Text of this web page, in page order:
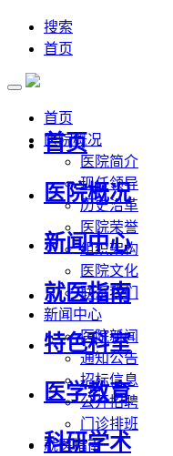
搜索
首页
首页
医院概况
医院简介
现任领导
历史沿革
医院荣誉
组织架构
医院文化
联系我们
新闻中心
医院新闻
通知公告
招标信息
公开招聘
门诊排班
就医指南
首页
医院概况
新闻中心
就医指南
特色科室
医学教育
科研学术